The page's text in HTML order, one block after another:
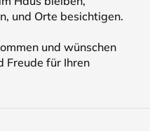
und Orte besichtigen.
und wünschen
Freude für Ihren